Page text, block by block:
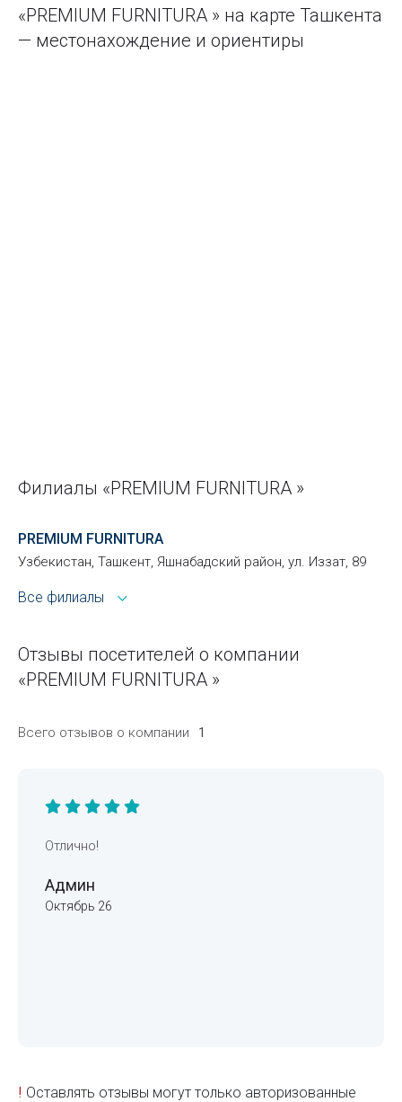
«PREMIUM FURNITURA » на карте Ташкента
— местонахождение и ориентиры
Филиалы «PREMIUM FURNITURA »
PREMIUM FURNITURA
Узбекистан, Ташкент, Яшнабадский район, ул. Иззат, 89
Все филиалы
Отзывы посетителей о компании
«PREMIUM FURNITURA »
Всего отзывов о компании 1
Отлично!
Админ
Октябрь 26
! Оставлять отзывы могут только авторизованные